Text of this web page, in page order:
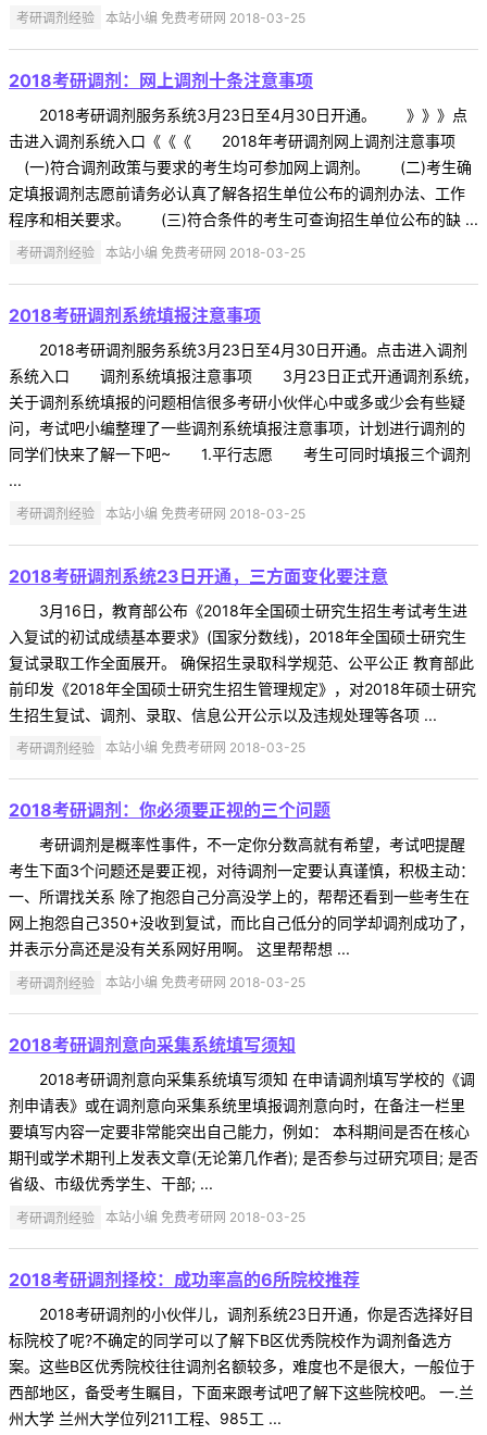
考研调剂经验 本站小编 免费考研网 2018-03-25
2018考研调剂：网上调剂十条注意事项
2018考研调剂服务系统3月23日至4月30日开通。 》》》点
击进入调剂系统入口《《《 2018年考研调剂网上调剂注意事项
(一)符合调剂政策与要求的考生均可参加网上调剂。 (二)考生确
定填报调剂志愿前请务必认真了解各招生单位公布的调剂办法、工作
程序和相关要求。 (三)符合条件的考生可查询招生单位公布的缺 ...
考研调剂经验 本站小编 免费考研网 2018-03-25
2018考研调剂系统填报注意事项
2018考研调剂服务系统3月23日至4月30日开通。点击进入调剂
系统入口 调剂系统填报注意事项 3月23日正式开通调剂系统，
关于调剂系统填报的问题相信很多考研小伙伴心中或多或少会有些疑
问，考试吧小编整理了一些调剂系统填报注意事项，计划进行调剂的
同学们快来了解一下吧~ 1.平行志愿 考生可同时填报三个调剂
...
考研调剂经验 本站小编 免费考研网 2018-03-25
2018考研调剂系统23日开通，三方面变化要注意
3月16日，教育部公布《2018年全国硕士研究生招生考试考生进
入复试的初试成绩基本要求》(国家分数线)，2018年全国硕士研究生
复试录取工作全面展开。 确保招生录取科学规范、公平公正 教育部此
前印发《2018年全国硕士研究生招生管理规定》，对2018年硕士研究
生招生复试、调剂、录取、信息公开公示以及违规处理等各项 ...
考研调剂经验 本站小编 免费考研网 2018-03-25
2018考研调剂：你必须要正视的三个问题
考研调剂是概率性事件，不一定你分数高就有希望，考试吧提醒
考生下面3个问题还是要正视，对待调剂一定要认真谨慎，积极主动：
一、所谓找关系 除了抱怨自己分高没学上的，帮帮还看到一些考生在
网上抱怨自己350+没收到复试，而比自己低分的同学却调剂成功了，
并表示分高还是没有关系网好用啊。 这里帮帮想 ...
考研调剂经验 本站小编 免费考研网 2018-03-25
2018考研调剂意向采集系统填写须知
2018考研调剂意向采集系统填写须知 在申请调剂填写学校的《调
剂申请表》或在调剂意向采集系统里填报调剂意向时，在备注一栏里
要填写内容一定要非常能突出自己能力，例如： 本科期间是否在核心
期刊或学术期刊上发表文章(无论第几作者); 是否参与过研究项目; 是否
省级、市级优秀学生、干部; ...
考研调剂经验 本站小编 免费考研网 2018-03-25
2018考研调剂择校：成功率高的6所院校推荐
2018考研调剂的小伙伴儿，调剂系统23日开通，你是否选择好目
标院校了呢?不确定的同学可以了解下B区优秀院校作为调剂备选方
案。这些B区优秀院校往往调剂名额较多，难度也不是很大，一般位于
西部地区，备受考生瞩目，下面来跟考试吧了解下这些院校吧。 一.兰
州大学 兰州大学位列211工程、985工 ...